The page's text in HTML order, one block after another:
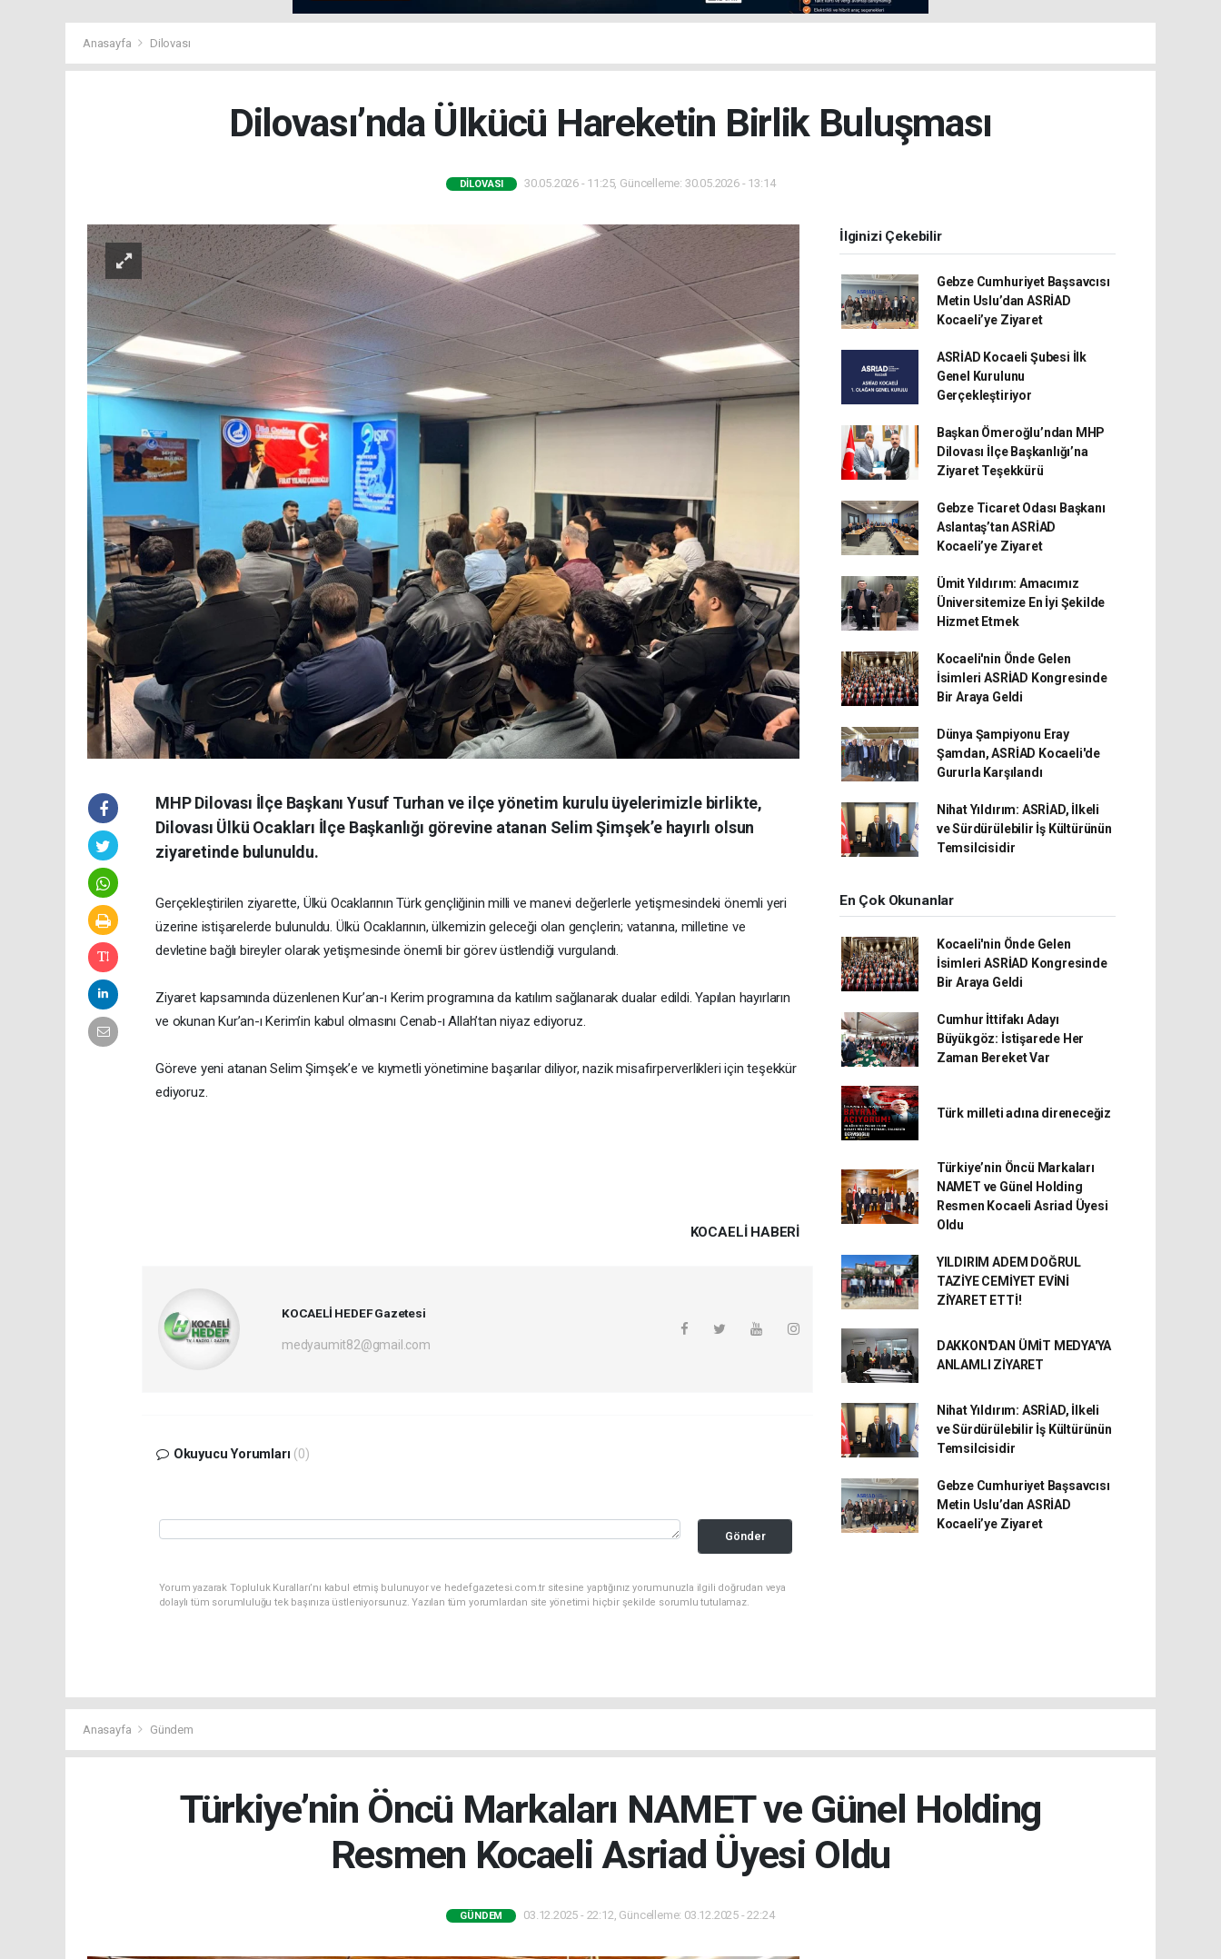
Anasayfa Dilovası
Dilovası’nda Ülkücü Hareketin Birlik Buluşması
DILOVASI 30.05.2026 - 11:25, Güncelleme: 30.05.2026 - 13:14
MHP Dilovası İlçe Başkanı Yusuf Turhan ve ilçe yönetim kurulu üyelerimizle birlikte,
Dilovası Ülkü Ocakları İlçe Başkanlığı görevine atanan Selim Şimşek’e hayırlı olsun
ziyaretinde bulunuldu.
Gerçekleştirilen ziyarette, Ülkü Ocaklarının Türk gençliğinin milli ve manevi değerlerle yetişmesindeki önemli yeri
üzerine istişarelerde bulunuldu. Ülkü Ocaklarının, ülkemizin geleceği olan gençlerin; vatanına, milletine ve
devletine bağlı bireyler olarak yetişmesinde önemli bir görev üstlendiği vurgulandı.
Ziyaret kapsamında düzenlenen Kur’an-ı Kerim programına da katılım sağlanarak dualar edildi. Yapılan hayırların
ve okunan Kur’an-ı Kerim’in kabul olmasını Cenab-ı Allah’tan niyaz ediyoruz.
Göreve yeni atanan Selim Şimşek’e ve kıymetli yönetimine başarılar diliyor, nazik misafirperverlikleri için teşekkür
ediyoruz.
KOCAELI HABERİ
KOCAELİ HEDEF Gazetesi
medyaumit82@gmail.com
Okuyucu Yorumları (0)
Gönder
Yorum yazarak Topluluk Kuralları’nı kabul etmiş bulunuyor ve hedefgazetesi.com.tr sitesine yaptığınız yorumunuzla ilgili doğrudan veya
dolaylı tüm sorumluluğu tek başınıza üstleniyorsunuz. Yazılan tüm yorumlardan site yönetimi hiçbir şekilde sorumlu tutulamaz.
İlginizi Çekebilir
Gebze Cumhuriyet Başsavcısı
Metin Uslu’dan ASRİAD
Kocaeli’ye Ziyaret
ASRİAD Kocaeli Şubesi İlk
Genel Kurulunu
Gerçekleştiriyor
Başkan Ömeroğlu’ndan MHP
Dilovası İlçe Başkanlığı’na
Ziyaret Teşekkürü
Gebze Ticaret Odası Başkanı
Aslantaş’tan ASRİAD
Kocaeli’ye Ziyaret
Ümit Yıldırım: Amacımız
Üniversitemize En İyi Şekilde
Hizmet Etmek
Kocaeli'nin Önde Gelen
İsimleri ASRİAD Kongresinde
Bir Araya Geldi
Dünya Şampiyonu Eray
Şamdan, ASRİAD Kocaeli'de
Gururla Karşılandı
Nihat Yıldırım: ASRİAD, İlkeli
ve Sürdürülebilir İş Kültürünün
Temsilcisidir
En Çok Okunanlar
Kocaeli'nin Önde Gelen
İsimleri ASRİAD Kongresinde
Bir Araya Geldi
Cumhur İttifakı Adayı
Büyükgöz: İstişarede Her
Zaman Bereket Var
Türk milleti adına direneceğiz
Türkiye’nin Öncü Markaları
NAMET ve Günel Holding
Resmen Kocaeli Asriad Üyesi
Oldu
YILDIRIM ADEM DOĞRUL
TAZİYE CEMİYET EVİNİ
ZİYARET ETTİ!
DAKKON'DAN ÜMİT MEDYA'YA
ANLAMLI ZİYARET
Nihat Yıldırım: ASRİAD, İlkeli
ve Sürdürülebilir İş Kültürünün
Temsilcisidir
Gebze Cumhuriyet Başsavcısı
Metin Uslu’dan ASRİAD
Kocaeli’ye Ziyaret
Anasayfa Gündem
Türkiye’nin Öncü Markaları NAMET ve Günel Holding
Resmen Kocaeli Asriad Üyesi Oldu
GÜNDEM 03.12.2025 - 22:12, Güncelleme: 03.12.2025 - 22:24